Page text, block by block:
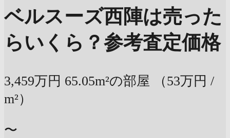
ベルスーズ西陣は売った
らいくら？参考査定価格
3,459万円 65.05m²の部屋
（53万円 /
m²）
〜